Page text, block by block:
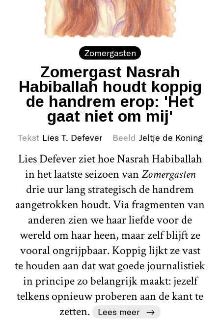
Zomergasten
Zomergast Nasrah
Habiballah houdt koppig
de handrem erop: 'Het
gaat niet om mij'
Tekst Lies T. Defever Beeld Jeltje de Koning
Lies Defever ziet hoe Nasrah Habiballah
in het laatste seizoen vanZomergasten
drie uur lang strategisch de handrem
aangetrokken houdt. Via fragmenten van
anderen zien we haar liefde voor de
wereld om haar heen, maar zelf blijft ze
vooral ongrijpbaar. Koppig lijkt ze vast
te houden aan dat wat goede journalistiek
in principe zo belangrijk maakt: jezelf
telkens opnieuw proberen aan de kant te
zetten.
Lees meer